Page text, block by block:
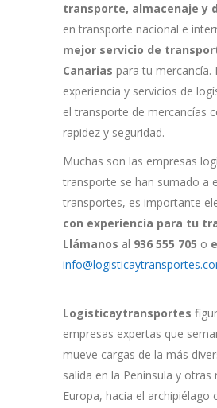
transporte, almacenaje y
en transporte nacional e
mejor servicio de
Canarias para tu mercancía.
experiencia y servicios de
el transporte de mercancías
rapidez y seguridad.
Muchas son las empresas
transporte se han sumado a
transportes, es importante
con experiencia para tu
Llámanos al 936 555 705 o
Logisticaytransportes
empresas expertas que
mueve cargas de la más
salida en la Península y otras
Europa, hacia el archipiélago